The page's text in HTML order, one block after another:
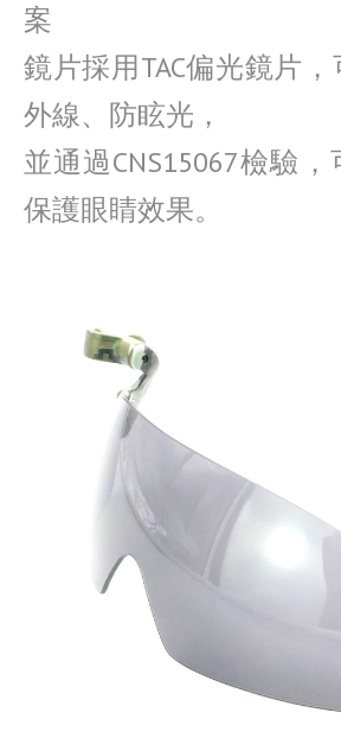
案
鏡片採用TAC偏光鏡片
外線、防眩光，
並通過CNS15067檢驗
保護眼睛效果。